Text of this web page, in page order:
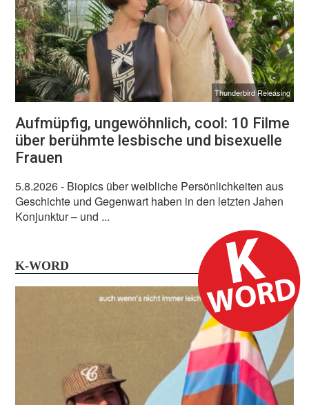
Thunderbird Releasing
Aufmüpfig, ungewöhnlich, cool: 10 Filme
über berühmte lesbische und bisexuelle
Frauen
5.8.2026- Biopics über weibliche Persönlichkeiten aus
Geschichte und Gegenwart haben in den letzten Jahen
Konjunktur – und ...
K-WORD